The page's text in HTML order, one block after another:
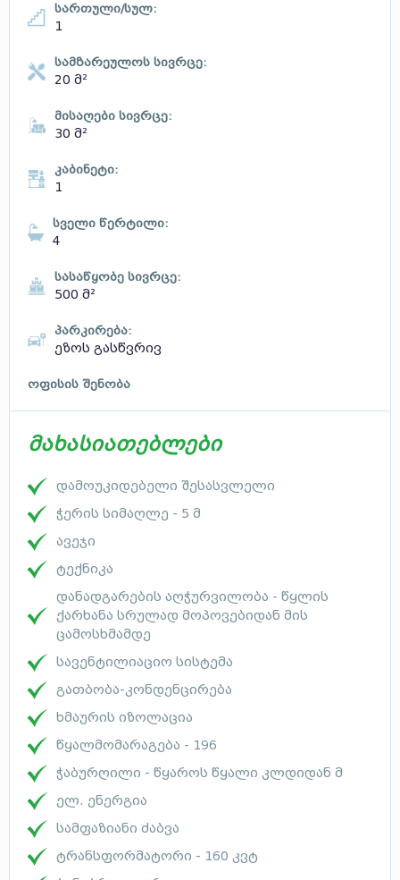
სართული/სულ:
1
სამზარეულოს სივრცე:
20 მ²
მისაღები სივრცე:
30 მ²
კაბინეტი:
1
სველი წერტილი:
4
სასაწყობე სივრცე:
500 მ²
პარკირება:
ეზოს გასწვრივ
ოფისის შენობა
მახასიათებლები
დამოუკიდებელი შესასვლელი
ჭერის სიმაღლე - 5 მ
ავეჯი
ტექნიკა
დანადგარების აღჭურვილობა - წყლის
ქარხანა სრულად მოპოვებიდან მის
ცამოსხმამდე
სავენტილიაციო სისტემა
გათბობა-კონდენცირება
ხმაურის იზოლაცია
წყალმომარაგება - 196
ჭაბურღილი - წყაროს წყალი კლდიდან მ
ელ. ენერგია
სამფაზიანი ძაბვა
ტრანსფორმატორი - 160 კვტ